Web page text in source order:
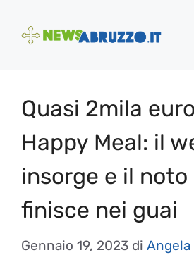
Quasi 2mila
Happy Meal: il
insorge e il
finisce nei guai
Gennaio 19, 2023 di Angela